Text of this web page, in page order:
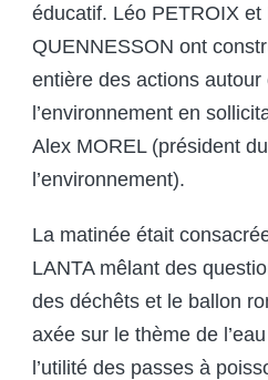
éducatif. Léo PETROIX et
QUENNESSON ont
entière des actions autour
l’environnement en
Alex MOREL (président
l’environnement).
La matinée était
LANTA mêlant des
des déchêts et le ballon
axée sur le thème de
l’utilité des passes à